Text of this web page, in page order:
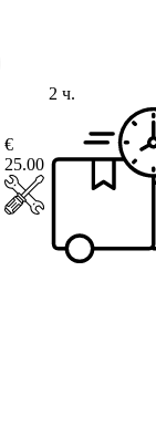
€
25.00
2 ч.